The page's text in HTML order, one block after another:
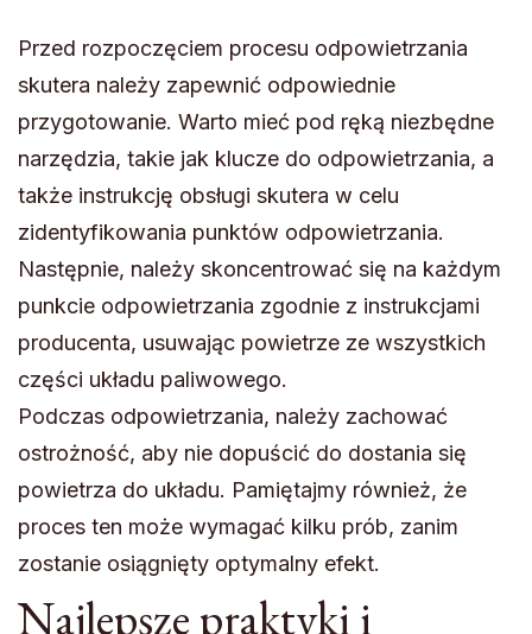
Przed rozpoczęciem procesu odpowietrzania
skutera należy zapewnić odpowiednie
przygotowanie. Warto mieć pod ręką niezbędne
narzędzia, takie jak klucze do odpowietrzania, a
także instrukcję obsługi skutera w celu
zidentyfikowania punktów odpowietrzania.
Następnie, należy skoncentrować się na każdym
punkcie odpowietrzania zgodnie z instrukcjami
producenta, usuwając powietrze ze wszystkich
części układu paliwowego.
Podczas odpowietrzania, należy zachować
ostrożność, aby nie dopuścić do dostania się
powietrza do układu. Pamiętajmy również, że
proces ten może wymagać kilku prób, zanim
zostanie osiągnięty optymalny efekt.
Najlepsze praktyki i